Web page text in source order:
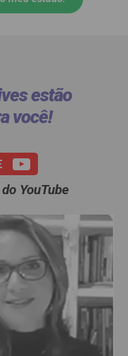
estão
você!​
YouTube